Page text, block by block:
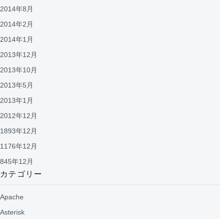
2014年8月
2014年2月
2014年1月
2013年12月
2013年10月
2013年5月
2013年1月
2012年12月
1893年12月
1176年12月
845年12月
カテゴリー
Apache
Asterisk